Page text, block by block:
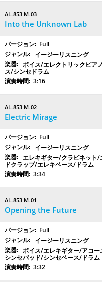
AL-853 M-03
Into the Unknown Lab
Full
イージーリスニング
ボイス/エレクトリックピア
ス/シンセドラム
3:16
AL-853 M-02
Electric Mirage
Full
イージーリスニング
エレキギター/クラビネット
ドクラップ/エレキベース/ドラム
3:34
AL-853 M-01
Opening the Future
Full
イージーリスニング
ボイス/エレキギター/アコ
シンセパッド/シンセベース/ドラム
3:32